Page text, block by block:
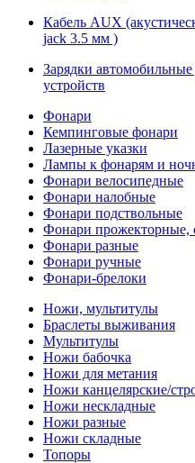
Кабель AUX
jack 3.5 мм )
Зарядки
устройств
Фонари
Кемпинговые фонари
Лазерные указки
Лампы к фонарям и
Фонари велосипедные
Фонари налобные
Фонари подствольные
Фонари прожекторные,
Фонари разные
Фонари ручные
Фонари-брелоки
Ножи, мультитулы
Браслеты выживания
Мультитулы
Ножи бабочка
Ножи для метания
Ножи канцелярские/
Ножи нескладные
Ножи разные
Ножи складные
Топоры